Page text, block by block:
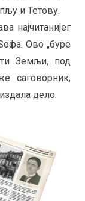
и Тетову.
најчитанијег
Ово „буре
Земљи, под
саговорник,
дело.